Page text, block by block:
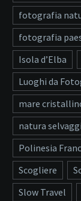
fotografia
fotografia
Isola d’Elba
Luoghi da
mare
natura
Polinesia
Scogliere
Slow Travel